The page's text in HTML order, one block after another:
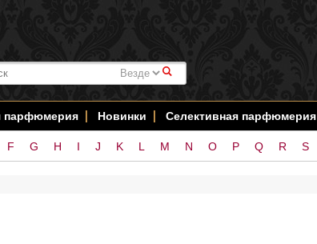
#
парфюмерия Новинки Селективная парфюмерия
F G H I J K L M N O P Q R S